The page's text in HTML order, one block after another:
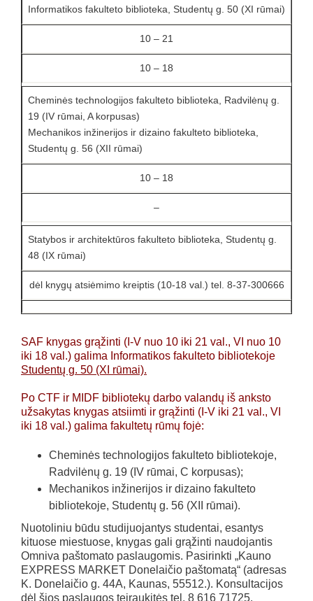
Informatikos fakulteto biblioteka, Studentų g. 50 (XI rūmai)
10 – 21
10 – 18
Cheminės technologijos fakulteto biblioteka, Radvilėnų g.
19 (IV rūmai, A korpusas)
Mechanikos inžinerijos ir dizaino fakulteto biblioteka,
Studentų g. 56 (XII rūmai)
10 – 18
–
Statybos ir architektūros fakulteto biblioteka, Studentų g.
48 (IX rūmai)
dėl knygų atsiėmimo kreiptis (10-18 val.) tel. 8-37-300666
SAF knygas grąžinti (I-V nuo 10 iki 21 val., VI nuo 10
iki 18 val.) galima Informatikos fakulteto bibliotekoje
Studentų g. 50 (XI rūmai).
Po CTF ir MIDF bibliotekų darbo valandų iš anksto
užsakytas knygas atsiimti ir grąžinti (I-V iki 21 val., VI
iki 18 val.) galima fakultetų rūmų fojė:
Cheminės technologijos fakulteto bibliotekoje,
Radvilėnų g. 19 (IV rūmai, C korpusas);
Mechanikos inžinerijos ir dizaino fakulteto
bibliotekoje, Studentų g. 56 (XII rūmai).
Nuotoliniu būdu studijuojantys studentai, esantys
kituose miestuose, knygas gali grąžinti naudojantis
Omniva paštomato paslaugomis. Pasirinkti „Kauno
EXPRESS MARKET Donelaičio paštomatą“ (adresas
K. Donelaičio g. 44A, Kaunas, 55512.). Konsultacijos
dėl šios paslaugos teiraukitės tel. 8 616 71725.